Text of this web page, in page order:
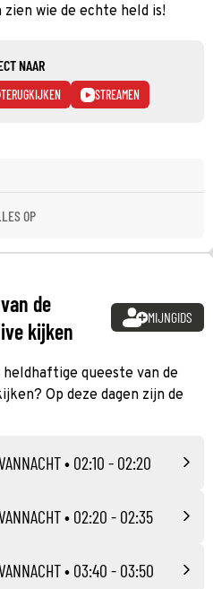
wie de echte held is!
NAAR
TERUGKIJKEN STREAMEN
OP
de
kijken
MIJNGIDS
queeste van de
Op deze dagen zijn de
• 02:10 - 02:20
• 02:20 - 02:35
• 03:40 - 03:50